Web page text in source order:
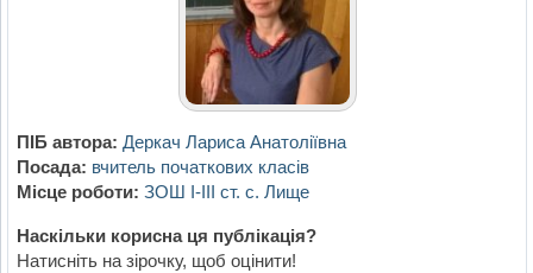
ПІБ автора: Деркач Лариса Анатоліївна
Посада: вчитель початкових класів
Місце роботи: ЗОШ І-ІІІ ст. с. Лище
Наскільки корисна ця публікація?
Натисніть на зірочку, щоб оцінити!